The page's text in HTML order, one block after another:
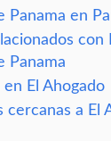
Panama en
con
Panama
El Ahogado
cercanas a El